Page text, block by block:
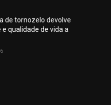
de tornozelo devolve
qualidade de vida a